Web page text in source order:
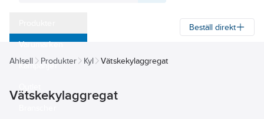
Varumärken
Kampanjer
Beställ direkt
Ahlsell Produkter Kyl Vätskekylaggregat
Vätskekylaggregat